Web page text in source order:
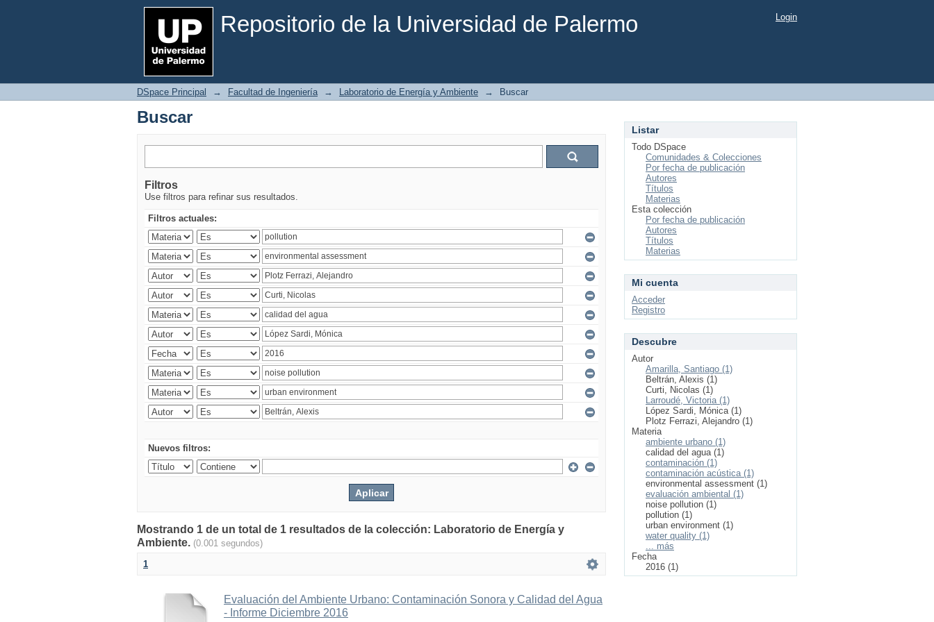
Repositorio de la Universidad de Palermo
Buscar Login
DSpace Principal → Facultad de Ingeniería → Laboratorio de Energía y Ambiente → Buscar
Buscar
Filtros
Use filtros para refinar sus resultados.
Filtros actuales:
Nuevos filtros:
Mostrando 1 de un total de 1 resultados de la colección: Laboratorio de Energía y
Ambiente. (0.001 segundos)
1
Evaluación del Ambiente Urbano: Contaminación Sonora y Calidad del Agua
- Informe Diciembre 2016
Listar
Todo DSpace
Comunidades & Colecciones
Por fecha de publicación
Autores
Títulos
Materias
Esta colección
Por fecha de publicación
Autores
Títulos
Materias
Mi cuenta
Acceder
Registro
Descubre
Autor
Amarilla, Santiago (1)
Beltrán, Alexis (1)
Curti, Nicolas (1)
Larroudé, Victoria (1)
López Sardi, Mónica (1)
Plotz Ferrazi, Alejandro (1)
Materia
ambiente urbano (1)
calidad del agua (1)
contaminación (1)
contaminación acústica (1)
environmental assessment (1)
evaluación ambiental (1)
noise pollution (1)
pollution (1)
urban environment (1)
water quality (1)
... más
Fecha
2016 (1)